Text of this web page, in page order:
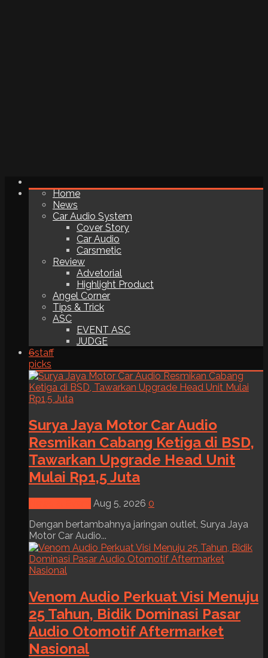
Home
News
Car Audio System
Cover Story
Car Audio
Carsmetic
Review
Advetorial
Highlight Product
Angel Corner
Tips & Trick
ASC
EVENT ASC
JUDGE
6staff
picks
Surya Jaya Motor Car Audio
Resmikan Cabang Ketiga di BSD,
Tawarkan Upgrade Head Unit
Mulai Rp1,5 Juta
Aug 5, 2026 0
Dengan bertambahnya jaringan outlet, Surya Jaya
Motor Car Audio...
Venom Audio Perkuat Visi Menuju
25 Tahun, Bidik Dominasi Pasar
Audio Otomotif Aftermarket
Nasional